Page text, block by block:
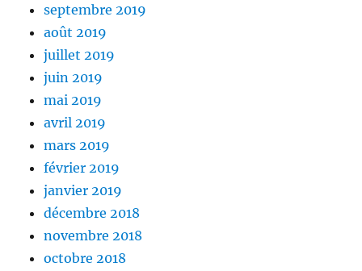
septembre 2019
août 2019
juillet 2019
juin 2019
mai 2019
avril 2019
mars 2019
février 2019
janvier 2019
décembre 2018
novembre 2018
octobre 2018